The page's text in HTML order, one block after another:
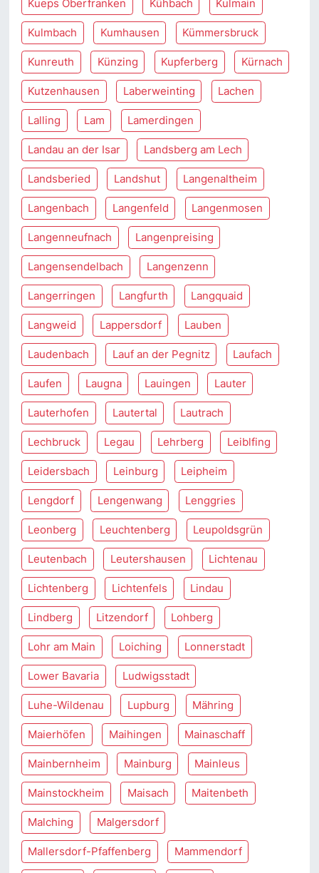
Kueps Oberfranken Kühbach Kulmain
Kulmbach Kumhausen Kümmersbruck
Kunreuth Künzing Kupferberg Kürnach
Kutzenhausen Laberweinting Lachen
Lalling Lam Lamerdingen
Landau an der Isar Landsberg am Lech
Landsberied Landshut Langenaltheim
Langenbach Langenfeld Langenmosen
Langenneufnach Langenpreising
Langensendelbach Langenzenn
Langerringen Langfurth Langquaid
Langweid Lappersdorf Lauben
Laudenbach Lauf an der Pegnitz Laufach
Laufen Laugna Lauingen Lauter
Lauterhofen Lautertal Lautrach
Lechbruck Legau Lehrberg Leiblfing
Leidersbach Leinburg Leipheim
Lengdorf Lengenwang Lenggries
Leonberg Leuchtenberg Leupoldsgrün
Leutenbach Leutershausen Lichtenau
Lichtenberg Lichtenfels Lindau
Lindberg Litzendorf Lohberg
Lohr am Main Loiching Lonnerstadt
Lower Bavaria Ludwigsstadt
Luhe-Wildenau Lupburg Mähring
Maierhöfen Maihingen Mainaschaff
Mainbernheim Mainburg Mainleus
Mainstockheim Maisach Maitenbeth
Malching Malgersdorf
Mallersdorf-Pfaffenberg Mammendorf